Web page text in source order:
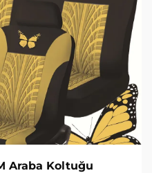
Araba Koltuğu